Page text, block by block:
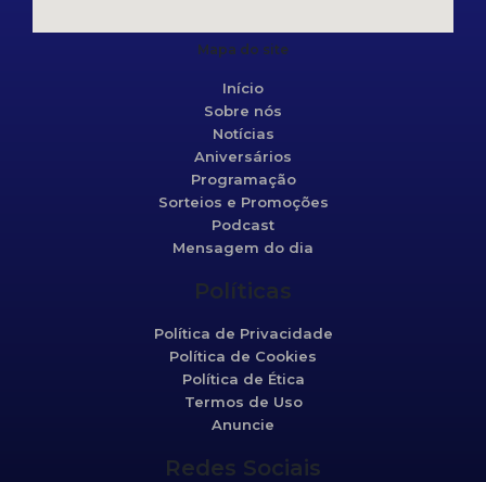
Mapa do site
Início
Sobre nós
Notícias
Aniversários
Programação
Sorteios e Promoções
Podcast
Mensagem do dia
Políticas
Política de Privacidade
Política de Cookies
Política de Ética
Termos de Uso
Anuncie
Redes Sociais